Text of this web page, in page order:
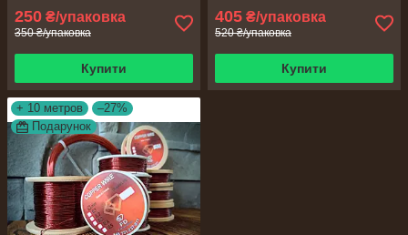
250 ₴/упаковка
350 ₴/упаковка
Купити
405 ₴/упаковка
520 ₴/упаковка
Купити
+ 10 метров
–27%
Подарунок